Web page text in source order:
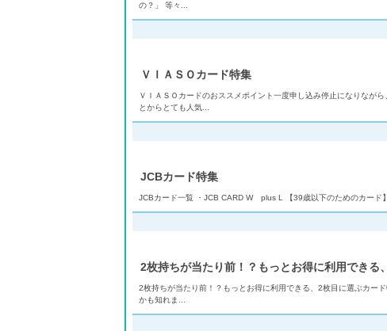
の？」 等々...
ＶＩＡＳＯカード特集
ＶＩＡＳＯカードのおススメポイント一度申し込み停止になりなが
とからとても人気...
JCBカード特集
JCBカード一覧 ・JCB CARD W plus L 【39歳以下のためのカード
2枚持ちが当たり前！？もっとお得に利用できる
2枚持ちが当たり前！？もっとお得に利用できる、2枚目に選ぶカー
かも知れま...